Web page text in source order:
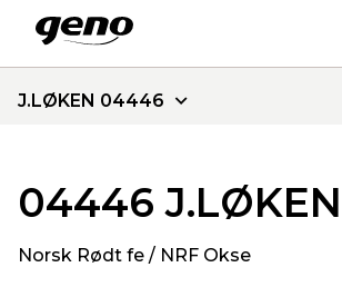
J.LØKEN 04446
04446 J.LØKEN
Norsk Rødt fe / NRF Okse